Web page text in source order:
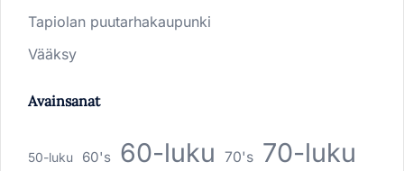
Tapiolan puutarhakaupunki
Vääksy
Avainsanat
50-luku 60's 60-luku 70's 70-luku